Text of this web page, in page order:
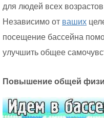
для людей всех
Независимо от ваших
посещение бассейна
улучшить общее
Повышение общей